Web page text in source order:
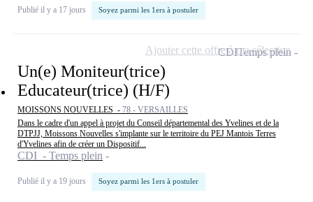
Publié il y a 17 jours Soyez parmi les 1ers à postuler
Un(e) Moniteur(trice)
Educateur(trice) (H/F)
MOISSONS NOUVELLES - 78 - VERSAILLES
Dans le cadre d'un appel à projet du Conseil départemental des Yvelines et de la
DTPJJ, Moissons Nouvelles s'implante sur le territoire du PEJ Mantois Terres
d'Yvelines afin de créer un Dispositif...
CDI - Temps plein
Publié il y a 19 jours Soyez parmi les 1ers à postuler
CDITemps plein
Ajouter cette offre à ma sélection